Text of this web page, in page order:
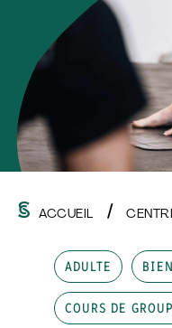
ACCUEIL
ADULTE
COURS DE